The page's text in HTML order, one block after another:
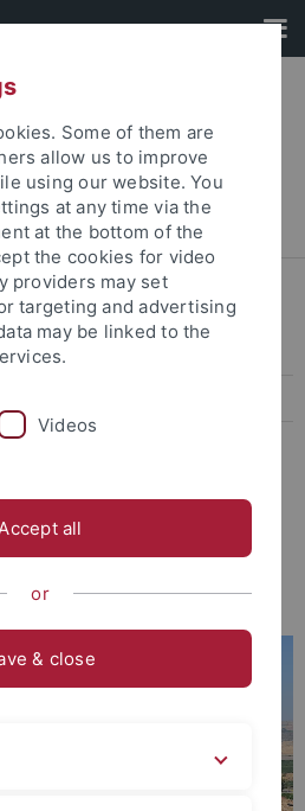
Institut
Kampagne 2022
Ernährung am
(Stratum I)
im Sommer 2022
Some of them are
allow us to improve
using our website. You
at any time via the
at the bottom of the
the cookies for video
providers may set
targeting and advertising
may be linked to the
Videos
all
or
& close